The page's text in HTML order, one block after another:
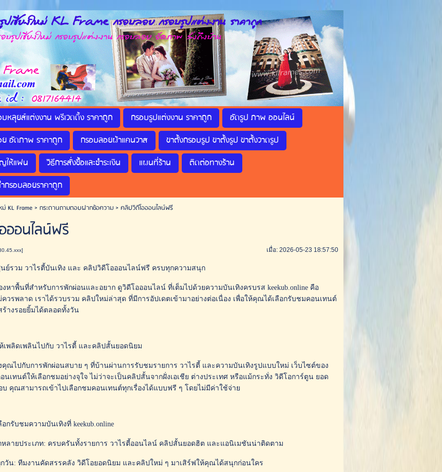
เชียงใหม่ KL Frame กรอบลอย กรอบรูปแต่งงาน ราคาถูก
ปเชียงใหม่ กรอบรูปแต่งงาน กรอบลอย อัดภาพ ส่งถึงบ้าน
บหลุยส์แต่งงาน พรีเวดดิ้ง ราคาถูก กรอบรูปแต่งงาน ราคาถูก
อัดรูป ภาพ ออนไลน์
อัดภาพ ราคาถูก กรอบลอยผ้าแคนวาส
ขาตั้งกรอบรูป ขาตั้งรูป ขาตั้งวาดรูป
ให้แฟน
วิธีการสั่งซื้อและชำระเงิน แผนที่ร้าน
ติดต่อทางร้าน
กรอบลอยราคาถูก
KL Frame> กระดานถามตอบฝากข้อความ> คลิปวิดีโอออนไลน์ฟรี
ออนไลน์ฟรี
เมื่อ: 2026-05-23 18:57:50
ศูนย์รวม วาไรตี้บันเทิง และ คลิปวิดีโอออนไลน์ฟรี ครบทุกความสนุก
หาพื้นที่สำหรับการพักผ่อนและอยาก ดูวิดีโอออนไลน์ ที่เต็มไปด้วยความบันเทิงครบรส keekub.online คือ
วรพลาด เราได้รวบรวม คลิปใหม่ล่าสุด ที่มีการอัปเดตเข้ามาอย่างต่อเนื่อง เพื่อให้คุณได้เลือกรับชมคอนเทนต์
างรอยยิ้มได้ตลอดทั้งวัน
เพลิดเพลินไปกับ วาไรตี้ และคลิปสั้นยอดนิยม
คุณไปกับการพักผ่อนสบาย ๆ ที่บ้านผ่านการรับชมรายการ วาไรตี้ และความบันเทิงรูปแบบใหม่ เว็บไซต์ของ
นเทนต์ให้เลือกชมอย่างจุใจ ไม่ว่าจะเป็นคลิปสั้นจากฝั่งเอเชีย ต่างประเทศ หรือแม้กระทั่ง วิดีโอการ์ตูน ยอด
คุณสามารถเข้าไปเลือกชมคอนเทนต์ทุกเรื่องได้แบบฟรี ๆ โดยไม่มีค่าใช้จ่าย
กรับชมความบันเทิงที่ keekub.online
ลายประเภท: ครบครันทั้งรายการ วาไรตี้ออนไลน์ คลิปสั้นยอดฮิต และแอนิเมชันน่าติดตาม
วัน: ทีมงานคัดสรรคลัง วิดีโอยอดนิยม และคลิปใหม่ ๆ มาเสิร์ฟให้คุณได้สนุกก่อนใคร